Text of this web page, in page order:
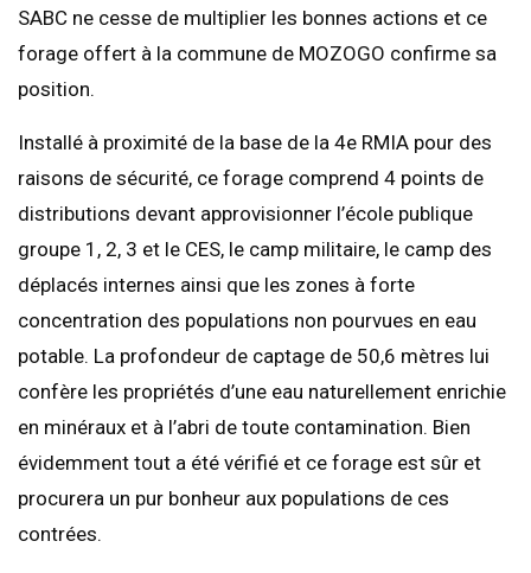
SABC ne cesse de multiplier les bonnes actions et ce
forage offert à la commune de MOZOGO confirme sa
position.
Installé à proximité de la base de la 4e RMIA pour des
raisons de sécurité, ce forage comprend 4 points de
distributions devant approvisionner l’école publique
groupe 1, 2, 3 et le CES, le camp militaire, le camp des
déplacés internes ainsi que les zones à forte
concentration des populations non pourvues en eau
potable. La profondeur de captage de 50,6 mètres lui
confère les propriétés d’une eau naturellement enrichie
en minéraux et à l’abri de toute contamination. Bien
évidemment tout a été vérifié et ce forage est sûr et
procurera un pur bonheur aux populations de ces
contrées.